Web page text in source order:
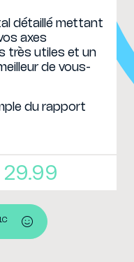
détaillé mettant
axes
très utiles et un
de vous-
du rapport